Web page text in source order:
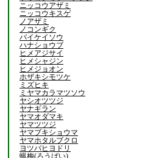
ニッコウアザミ
ニッコウキスゲ
ノアザミ
ノコンギク
バイケイソウ
ハナショウブ
ヒメアジサイ
ヒメシャジン
ヒメジョオン
ホザキシモツケ
ミズヒキ
ミヤマカラマツソウ
ヤシオツツジ
ヤナギラン
ヤマオダマキ
ヤマツツジ
ヤマブキショウマ
ヤマホタルブクロ
ヨツバヒヨドリ
蝋梅(ろうばい)